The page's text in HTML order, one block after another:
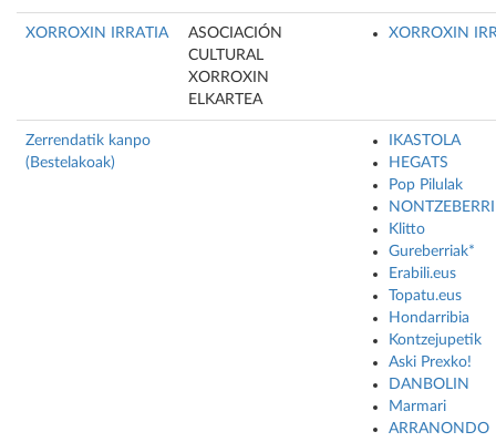
XORROXIN IRRATIA
ASOCIACIÓN
CULTURAL
XORROXIN
ELKARTEA
XORROXIN
Zerrendatik kanpo
(Bestelakoak)
IKASTOLA
HEGATS
Pop Pilulak
NONTZEBERRI
Klitto
Gureberriak*
Erabili.eus
Topatu.eus
Hondarribia
Kontzejupetik
Aski Prexko!
DANBOLIN
Marmari
ARRANONDO